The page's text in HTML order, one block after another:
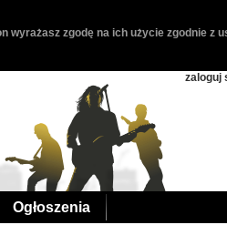
zgodę na ich użycie zgodnie z
zaloguj
Ogłoszenia